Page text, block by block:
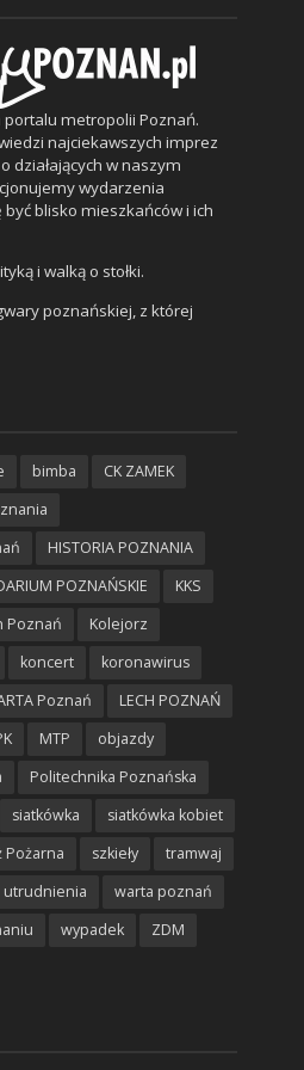
metropolii Poznań.
najciekawszych imprez
działających w naszym
wydarzenia
blisko mieszkańców i ich
i walką o stołki.
poznańskiej, z której
bimba
CK ZAMEK
HISTORIA POZNANIA
POZNAŃSKIE
KKS
Poznań
Kolejorz
koncert
koronawirus
Poznań
LECH POZNAŃ
MTP
objazdy
Politechnika Poznańska
siatkówka
siatkówka kobiet
Pożarna szkieły
tramwaj
utrudnienia
warta poznań
wypadek
ZDM